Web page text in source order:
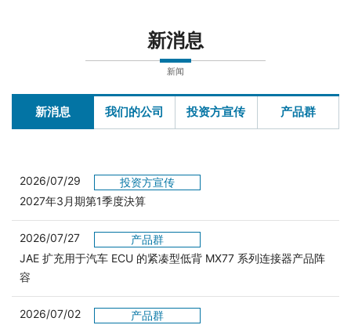
新消息
新闻
新消息 我们的公司 投资方宣传 产品群
2026/07/29
投资方宣传
2027年3月期第1季度決算
2026/07/27
产品群
JAE 扩充用于汽车 ECU 的紧凑型低背 MX77 系列连接器产品阵
容
2026/07/02
产品群